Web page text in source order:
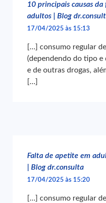
10 principais causas
adultos | Blog
17/04/2025 às 15:13
[…] consumo regular
(dependendo do tipo e
e de outras drogas,
[…]
Falta de apetite em
| Blog dr.consulta
17/04/2025 às 15:20
[…] consumo regular